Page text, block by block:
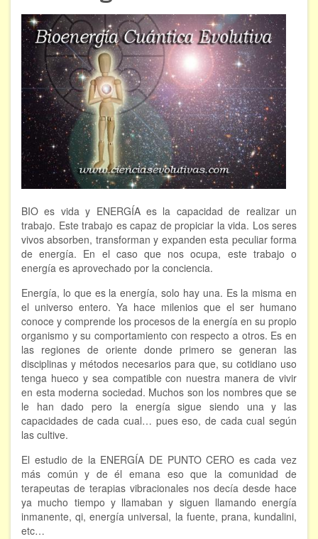
Bioenergía
Chamanismo
Flores de Bach
Hipnosis
Los cristales de cuarzo
Radiestesia
Runas
Tarot
EVENTOS
FORMACIÓN
Viaje Astral, Evolución de la conciencia
Bioenergía Cuántica Evolutiva
Limpieza de las energías - - Próximamente TALLER
PRÁCTICO
NOTICIAS Y ENTREVISTAS
TERAPIAS
Aura y energías. Limpieza
BIO es vida y ENERGÍA es la capacidad de realizar un
trabajo. Este trabajo es capaz de propiciar la vida. Los seres
vivos absorben, transforman y expanden esta peculiar forma
de energía. En el caso que nos ocupa, este trabajo o
energía es aprovechado por la conciencia.
Energía, lo que es la energía, solo hay una. Es la misma en
el universo entero. Ya hace milenios que el ser humano
conoce y comprende los procesos de la energía en su propio
organismo y su comportamiento con respecto a otros. Es en
las regiones de oriente donde primero se generan las
disciplinas y métodos necesarios para que, su cotidiano uso
tenga hueco y sea compatible con nuestra manera de vivir
en esta moderna sociedad. Muchos son los nombres que se
le han dado pero la energía sigue siendo una y las
capacidades de cada cual… pues eso, de cada cual según
las cultive.
El estudio de la ENERGÍA DE PUNTO CERO es cada vez
más común y de él emana eso que la comunidad de
terapeutas de terapias vibracionales nos decía desde hace
ya mucho tiempo y llamaban y siguen llamando energía
inmanente, qi, energía universal, la fuente, prana, kundalini,
etc…